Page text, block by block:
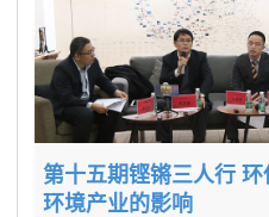
第十五期铿锵三人行 环
环境产业的影响